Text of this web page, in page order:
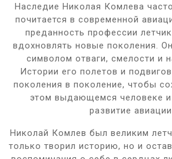
Наследие Николая Комлева
почитается в современной
преданность профессии
вдохновлять новые поколения.
символом отваги, смелости и
Истории его полетов и
поколения в поколение, чтобы
этом выдающемся человеке и
развитие авиации.
Николай Комлев был великим
только творил историю, но и